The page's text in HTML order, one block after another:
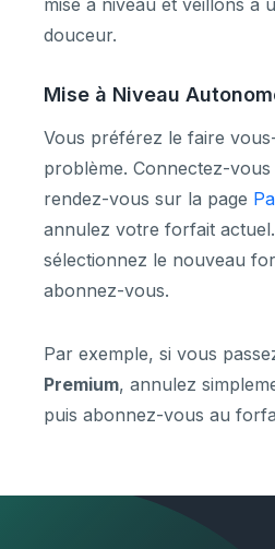
mise à niveau et veillons à
douceur.
Mise à Niveau
Vous préférez le faire
problème. Connectez-
rendez-vous sur la page
annulez votre forfait
sélectionnez le nouveau
abonnez-vous.
Par exemple, si vous
Premium, annulez
puis abonnez-vous au